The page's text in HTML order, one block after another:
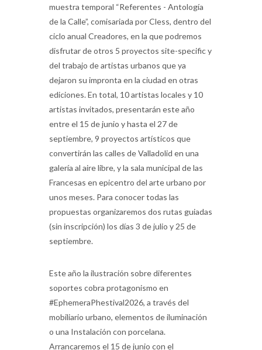
muestra temporal “Referentes - Antología
de la Calle”, comisariada por Cless, dentro del
ciclo anual Creadores, en la que podremos
disfrutar de otros 5 proyectos site-specific y
del trabajo de artistas urbanos que ya
dejaron su impronta en la ciudad en otras
ediciones. En total, 10 artistas locales y 10
artistas invitados, presentarán este año
entre el 15 de junio y hasta el 27 de
septiembre, 9 proyectos artísticos que
convertirán las calles de Valladolid en una
galería al aire libre, y la sala municipal de las
Francesas en epicentro del arte urbano por
unos meses. Para conocer todas las
propuestas organizaremos dos rutas guiadas
(sin inscripción) los días 3 de julio y 25 de
septiembre.
Este año la ilustración sobre diferentes
soportes cobra protagonismo en
#EphemeraPhestival2026, a través del
mobiliario urbano, elementos de iluminación
o una Instalación con porcelana.
Arrancaremos el 15 de junio con el